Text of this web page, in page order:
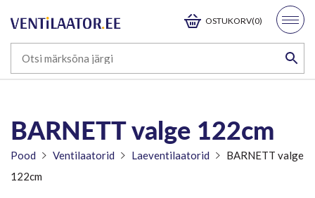
OSTUKORV(0)
BARNETT valge 122cm
Pood Ventilaatorid Laeventilaatorid
BARNETT valge
122cm